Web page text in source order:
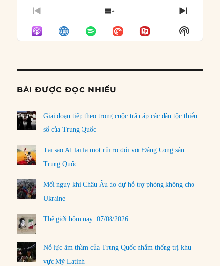
PREVIOUS
EPISODE
SHOW
EPISODES
LIST
NEXT
Show
Podcast
BÀI ĐƯỢC ĐỌC NHIỀU
Giai đoạn tiếp theo trong cuộc trấn áp các dân tộc thiểu
số của Trung Quốc
Tại sao AI lại là một rủi ro đối với Đảng Cộng sản
Trung Quốc
Mối nguy khi Châu Âu do dự hỗ trợ phòng không cho
Ukraine
Thế giới hôm nay: 07/08/2026
Nỗ lực âm thầm của Trung Quốc nhằm thống trị khu
vực Mỹ Latinh